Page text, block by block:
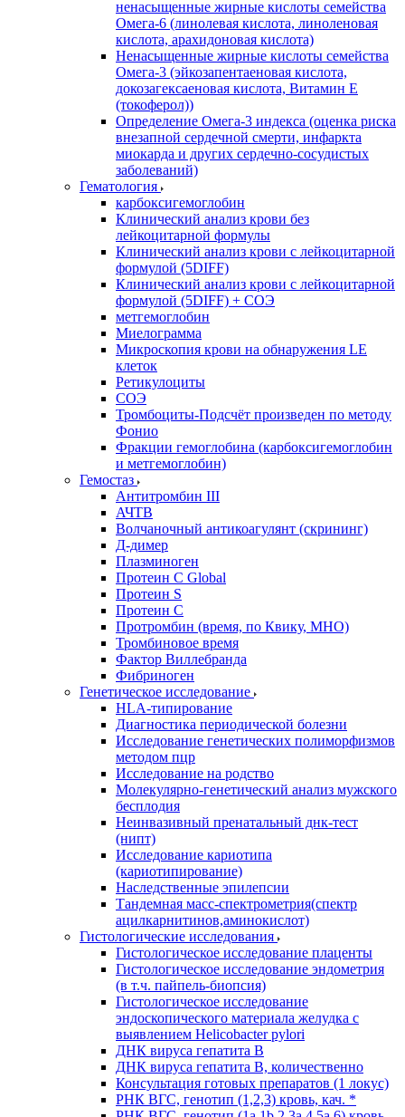
ненасыщенные жирные кислоты семейства
Омега-6 (линолевая кислота, линоленовая
кислота, арахидоновая кислота)
Ненасыщенные жирные кислоты семейства
Омега-3 (эйкозапентаеновая кислота,
докозагексаеновая кислота, Витамин E
(токоферол))
Определение Омега-3 индекса (оценка риска
внезапной сердечной смерти, инфаркта
миокарда и других сердечно-сосудистых
заболеваний)
Гематология
карбоксигемоглобин
Клинический анализ крови без
лейкоцитарной формулы
Клинический анализ крови с лейкоцитарной
формулой (5DIFF)
Клинический анализ крови с лейкоцитарной
формулой (5DIFF) + СОЭ
метгемоглобин
Миелограмма
Микроскопия крови на обнаружения LE
клеток
Ретикулоциты
СОЭ
Тромбоциты-Подсчёт произведен по методу
Фонио
Фракции гемоглобина (карбоксигемоглобин
и метгемоглобин)
Гемостаз
Антитромбин III
АЧТВ
Волчаночный антикоагулянт (скрининг)
Д-димер
Плазминоген
Протеин C Global
Протеин S
Протеин С
Протромбин (время, по Квику, МНО)
Тромбиновое время
Фактор Виллебранда
Фибриноген
Генетическое исследование
HLA-типирование
Диагностика периодической болезни
Исследование генетических полиморфизмов
методом пцр
Исследование на родство
Молекулярно-генетический анализ мужского
бесплодия
Неинвазивный пренатальный днк-тест
(нипт)
Исследование кариотипа
(кариотипирование)
Наследственные эпилепсии
Тандемная масс-спектрометрия(спектр
ацилкарнитинов,аминокислот)
Гистологические исследования
Гистологическое исследование плаценты
Гистологическое исследование эндометрия
(в т.ч. пайпель-биопсия)
Гистологическое исследование
эндоскопического материала желудка с
выявлением Helicobacter pylori
ДНК вируса гепатита B
ДНК вируса гепатита B, количественно
Консультация готовых препаратов (1 локус)
РНК ВГC, генотип (1,2,3) кровь, кач. *